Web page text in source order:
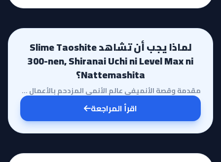
لماذا يجب أن تشاهد Slime Taoshite
300-nen, Shiranai Uchi ni Level Max ni
Nattemashita؟
مقدمة وقصة الأنميفي عالم الأنمي المزدحم بالأعمال التي تعتمد على الصراعات الملحمية والحروب الكبرى، يب...
اقرأ المراجعة